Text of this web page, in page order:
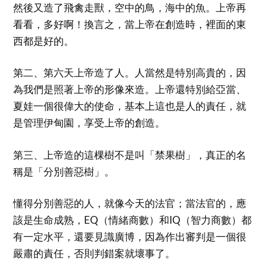
然後又造了飛禽走獸，空中的鳥，海中的魚。上帝再
看看，多好啊！換言之，當上帝在創造時，裡面的東
西都是好的。
第二、第六天上帝造了人。人當然是特別高貴的，因
為我們是照著上帝的形像來造。上帝還特別給亞當、
夏娃一個很偉大的使命，基本上這也是人的責任，就
是管理伊甸園，享受上帝的創造。
第三、上帝造的這棵樹不是叫「禁果樹」，真正的名
稱是「分別善惡樹」。
懂得分別善惡的人，就像今天的法官；當法官的，應
該是生命成熟，EQ（情緒商數）和IQ（智力商數）都
有一定水平，還要見識廣博，因為作出審判是一個很
嚴肅的責任，否則判錯案就壞事了。